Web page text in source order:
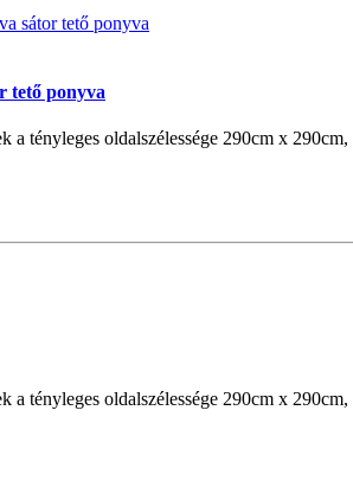
tető ponyva
tényleges oldalszélessége 290cm x
tényleges oldalszélessége 290cm x